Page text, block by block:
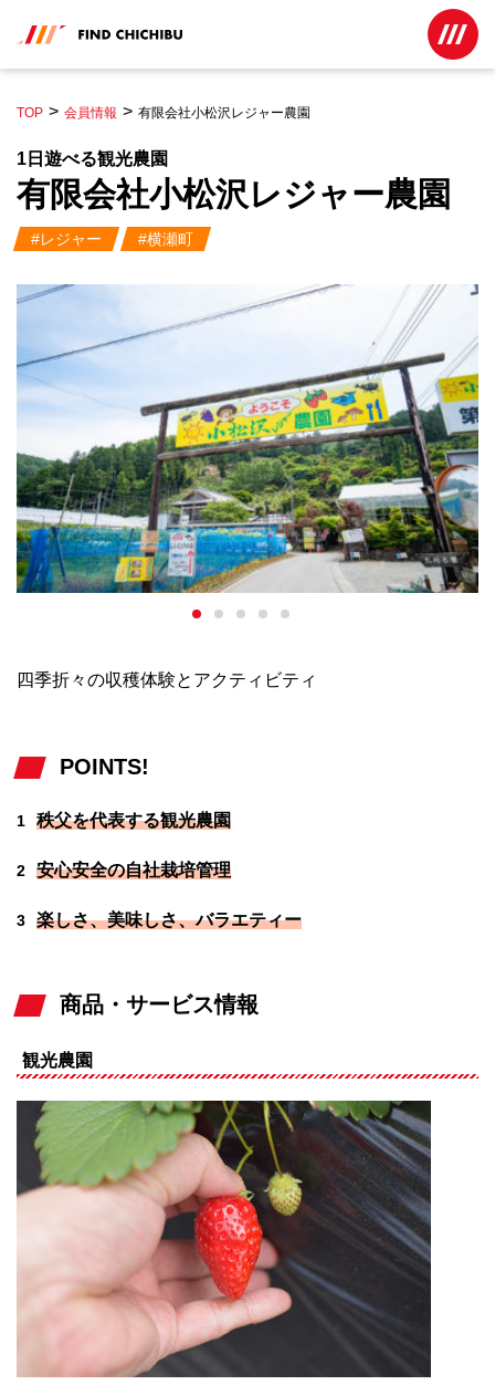
TOP 会員情報 有限会社小松沢レジャー農園
1日遊べる観光農園
有限会社小松沢レジャー農園
#レジャー #横瀬町
四季折々の収穫体験とアクティビティ
POINTS!
1 秩父を代表する観光農園
2 安心安全の自社栽培管理
3 楽しさ、美味しさ、バラエティー
商品・サービス情報
観光農園